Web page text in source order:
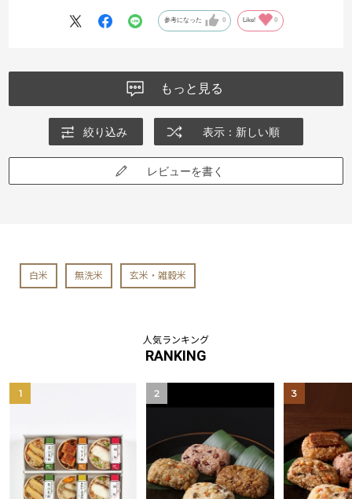
参考になった 0 Like! 0
もっと見る
絞り込み 表示：新しい順
レビューを書く
白米 無洗米 玄米・雑穀米
人気ランキング
RANKING
1 2 3